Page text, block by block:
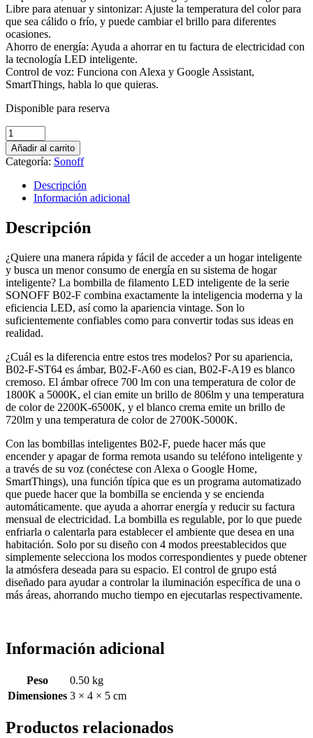
Libre para atenuar y sintonizar: Ajuste la temperatura del color para
que sea cálido o frío, y puede cambiar el brillo para diferentes
ocasiones.
Ahorro de energía: Ayuda a ahorrar en tu factura de electricidad con
la tecnología LED inteligente.
Control de voz: Funciona con Alexa y Google Assistant,
SmartThings, habla lo que quieras.
Disponible para reserva
Bombilla
de
filamento
LED
inteligente
SONOFF
B02-
quantity
Añadir al carrito
Categoría: Sonoff
Descripción
Información adicional
Descripción
¿Quiere una manera rápida y fácil de acceder a un hogar inteligente
y busca un menor consumo de energía en su sistema de hogar
inteligente? La bombilla de filamento LED inteligente de la serie
SONOFF B02-F combina exactamente la inteligencia moderna y la
eficiencia LED, así como la apariencia vintage. Son lo
suficientemente confiables como para convertir todas sus ideas en
realidad.
¿Cuál es la diferencia entre estos tres modelos? Por su apariencia,
B02-F-ST64 es ámbar, B02-F-A60 es cian, B02-F-A19 es blanco
cremoso. El ámbar ofrece 700 lm con una temperatura de color de
1800K a 5000K, el cian emite un brillo de 806lm y una temperatura
de color de 2200K-6500K, y el blanco crema emite un brillo de
720lm y una temperatura de color de 2700K-5000K.
Con las bombillas inteligentes B02-F, puede hacer más que
encender y apagar de forma remota usando su teléfono inteligente y
a través de su voz (conéctese con Alexa o Google Home,
SmartThings), una función típica que es un programa automatizado
que puede hacer que la bombilla se encienda y se encienda
automáticamente. que ayuda a ahorrar energía y reducir su factura
mensual de electricidad. La bombilla es regulable, por lo que puede
enfriarla o calentarla para establecer el ambiente que desea en una
habitación. Solo por su diseño con 4 modos preestablecidos que
simplemente selecciona los modos correspondientes y puede obtener
la atmósfera deseada para su espacio. El control de grupo está
diseñado para ayudar a controlar la iluminación específica de una o
más áreas, ahorrando mucho tiempo en ejecutarlas respectivamente.
Información adicional
Peso
0.50 kg
Dimensiones 3 × 4 × 5 cm
Productos relacionados